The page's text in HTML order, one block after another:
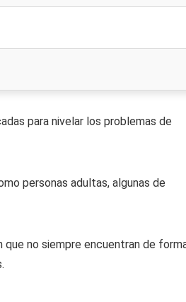
para nivelar los problemas de
personas adultas, algunas de
no siempre encuentran de